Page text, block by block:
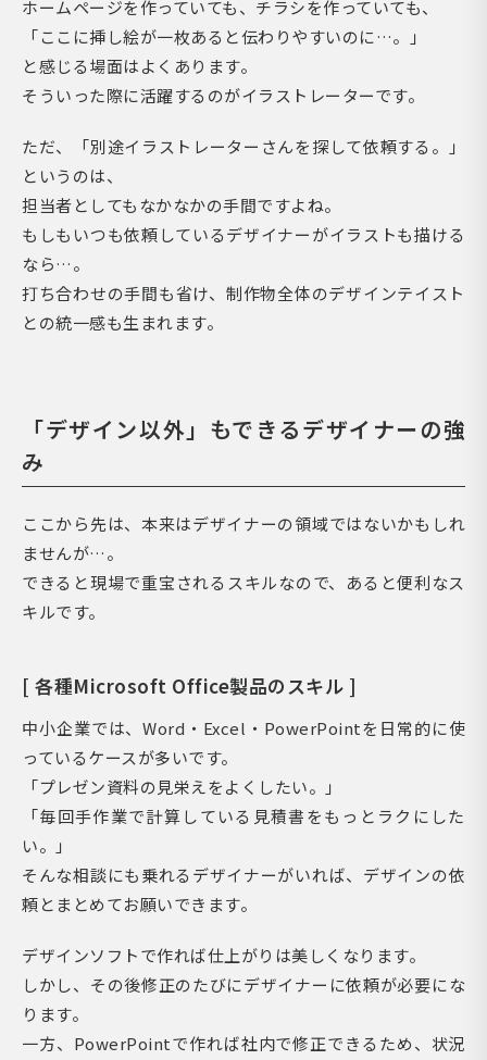
ホームページを作っていても、チラシを作っていても、
「ここに挿し絵が一枚あると伝わりやすいのに…。」
と感じる場面はよくあります。
そういった際に活躍するのがイラストレーターです。
ただ、「別途イラストレーターさんを探して依頼する。」
というのは、
担当者としてもなかなかの手間ですよね。
もしもいつも依頼しているデザイナーがイラストも描ける
なら…。
打ち合わせの手間も省け、制作物全体のデザインテイスト
との統一感も生まれます。
「デザイン以外」もできるデザイナーの強
み
ここから先は、本来はデザイナーの領域ではないかもしれ
ませんが…。
できると現場で重宝されるスキルなので、あると便利なス
キルです。
[ 各種Microsoft Office製品のスキル ]
中小企業では、Word・Excel・PowerPointを日常的に使
っているケースが多いです。
「プレゼン資料の見栄えをよくしたい。」
「毎回手作業で計算している見積書をもっとラクにした
い。」
そんな相談にも乗れるデザイナーがいれば、デザインの依
頼とまとめてお願いできます。
デザインソフトで作れば仕上がりは美しくなります。
しかし、その後修正のたびにデザイナーに依頼が必要にな
ります。
一方、PowerPointで作れば社内で修正できるため、状況